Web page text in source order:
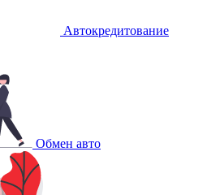
Автокредитование
Обмен авто